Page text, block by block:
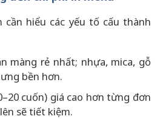
hiểu các yếu tố cấu thành
màng rẻ nhất; nhựa, mica, gỗ
bền hơn.
cuốn) giá cao hơn từng đơn
sẽ tiết kiệm.